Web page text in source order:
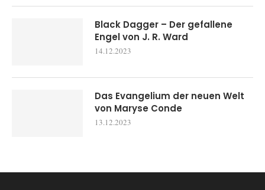
Black Dagger – Der gefallene
Engel von J. R. Ward
14.12.2023
Das Evangelium der neuen Welt
von Maryse Conde
13.12.2023